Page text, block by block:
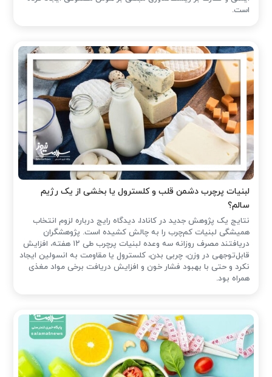
است.
لبنیات پرچرب دشمن قلب و کلسترول یا بخشی از یک رژیم
سالم؟
نتایج یک پژوهش جدید در کانادا، دیدگاه رایج درباره لزوم انتخاب
همیشگی لبنیات کم‌چرب را به چالش کشیده است. پژوهشگران
دریافتند مصرف روزانه سه وعده لبنیات پرچرب طی ۱۲ هفته، افزایش
قابل‌توجهی در وزن، چربی بدن، کلسترول یا مقاومت به انسولین ایجاد
نکرد و حتی با بهبود فشار خون و افزایش دریافت برخی مواد مغذی
همراه بود.